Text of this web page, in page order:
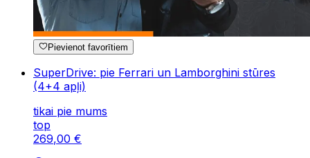
Pievienot favorītiem
SuperDrive: pie Ferrari un Lamborghini stūres
(4+4 apļi)
tikai pie mums
top
269,00 €